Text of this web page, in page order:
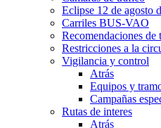
Eclipse 12 de agosto
Carriles BUS-VAO
Recomendaciones de
Restricciones a la
Vigilancia y control
Atrás
Equipos y
Campañas
Rutas de interes
Atrás